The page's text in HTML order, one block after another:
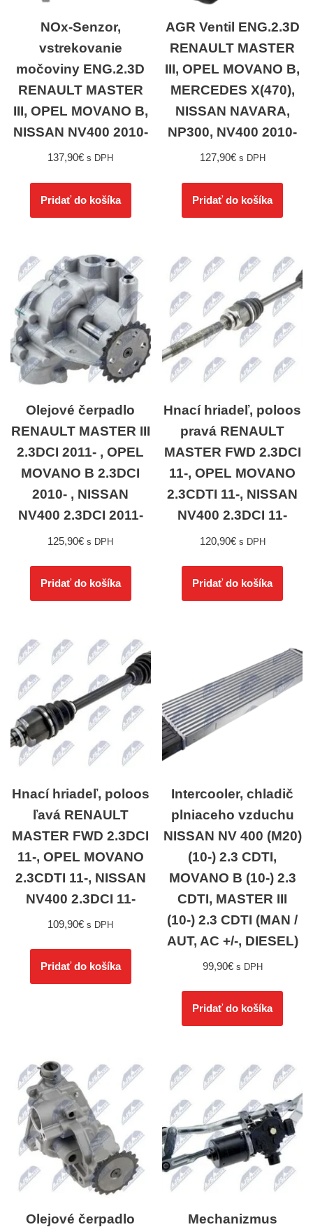
NOx-Senzor,
vstrekovanie
močoviny ENG.2.3D
RENAULT MASTER
III, OPEL MOVANO B,
NISSAN NV400 2010-
137,90€ s DPH
Pridať do košíka
AGR Ventil ENG.2.3D
RENAULT MASTER
III, OPEL MOVANO B,
MERCEDES X(470),
NISSAN NAVARA,
NP300, NV400 2010-
127,90€ s DPH
Pridať do košíka
Olejové čerpadlo
RENAULT MASTER III
2.3DCI 2011- , OPEL
MOVANO B 2.3DCI
2010- , NISSAN
NV400 2.3DCI 2011-
125,90€ s DPH
Pridať do košíka
Hnací hriadeľ, poloos
pravá RENAULT
MASTER FWD 2.3DCI
11-, OPEL MOVANO
2.3CDTI 11-, NISSAN
NV400 2.3DCI 11-
120,90€ s DPH
Pridať do košíka
Hnací hriadeľ, poloos
ľavá RENAULT
MASTER FWD 2.3DCI
11-, OPEL MOVANO
2.3CDTI 11-, NISSAN
NV400 2.3DCI 11-
109,90€ s DPH
Pridať do košíka
Intercooler, chladič
plniaceho vzduchu
NISSAN NV 400 (M20)
(10-) 2.3 CDTI,
MOVANO B (10-) 2.3
CDTI, MASTER III
(10-) 2.3 CDTI (MAN /
AUT, AC +/-, DIESEL)
99,90€ s DPH
Pridať do košíka
Olejové čerpadlo
Mechanizmus